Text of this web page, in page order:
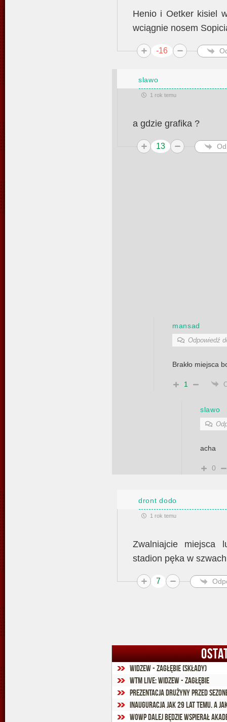
Henio i Oetker kisiel
wciągnie nosem
-16
slawo
1 rok temu
a gdzie grafika ?
13
mansad
Odpowiedź
Brakło miejsca
1
slawo
acha
0
dront dodo
1 rok temu
Zwalniajcie miejsca
stadion pęka w szwach
7
Widzew - Zagłębie (składy)
WTM Live: Widzew - Zagłębie
Prezentacja drużyny przed
Inauguracja jak 29 lat temu. A
WOWP dalej będzie wspierał